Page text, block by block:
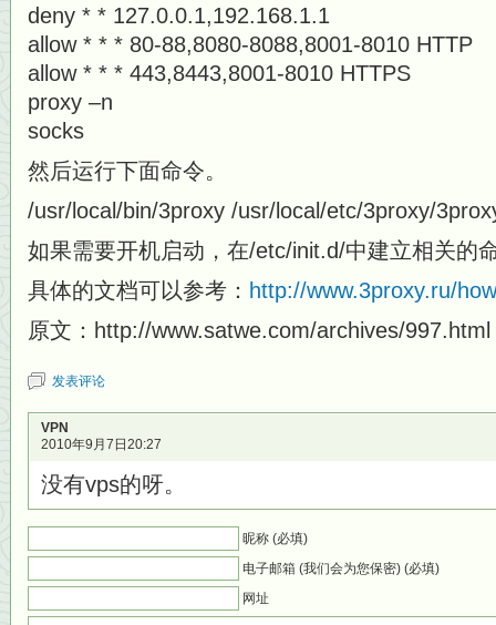
deny * * 127.0.0.1,192.168.1.1
allow * * * 80-88,8080-8088,8001-8010 HTTP
allow * * * 443,8443,8001-8010 HTTPS
proxy –n
socks
然后运行下面命令。
/usr/local/bin/3proxy /usr/local/etc/3proxy/
如果需要开机启动，在/etc/init.d/中建立相关的
具体的文档可以参考： http://www.3proxy.ru/
原文：http://www.satwe.com/archives/997.html
发表评论
VPN
2010年9月7日20:27
没有vps的呀。
昵称 (必填)
电子邮箱 (我们会为您保密) (必填)
网址